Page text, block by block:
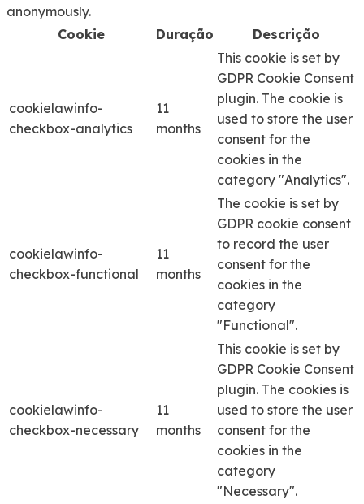
anonymously.
Cookie
Duração Descrição
cookielawinfo-
checkbox-analytics
11
months
This cookie is set by
GDPR Cookie Consent
plugin. The cookie is
used to store the user
consent for the
cookies in the
category "Analytics".
cookielawinfo-
checkbox-functional
11
months
The cookie is set by
GDPR cookie consent
to record the user
consent for the
cookies in the
category
"Functional".
cookielawinfo-
checkbox-necessary
11
months
This cookie is set by
GDPR Cookie Consent
plugin. The cookies is
used to store the user
consent for the
cookies in the
category
"Necessary".